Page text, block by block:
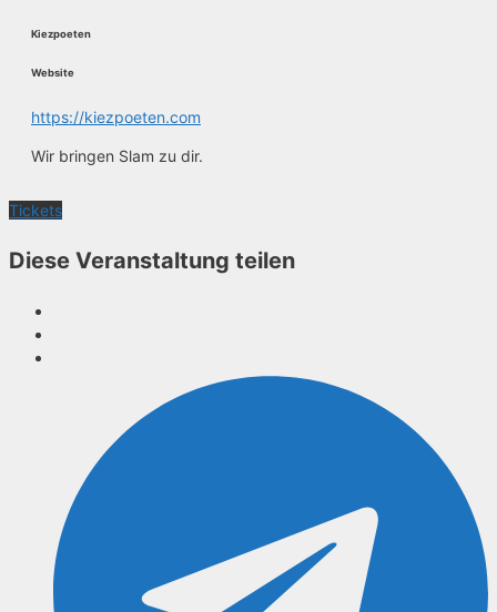
Kiezpoeten
Website
https://kiezpoeten.com
Wir bringen Slam zu dir.
Tickets
Diese Veranstaltung teilen